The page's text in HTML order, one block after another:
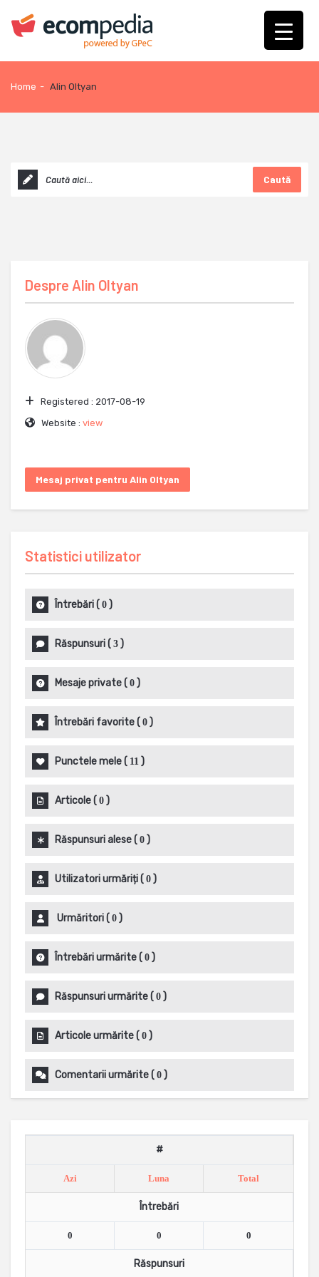
Home - Alin Oltyan
Caută
Despre Alin Oltyan
Registered : 2017-08-19
Website : view
Mesaj privat pentru Alin Oltyan
Statistici utilizator
Întrebări( 0 )
Răspunsuri( 3 )
Mesaje private( 0 )
Întrebări favorite( 0 )
Punctele mele( 11 )
Articole( 0 )
Răspunsuri alese( 0 )
Utilizatori urmăriți( 0 )
Urmăritori( 0 )
Întrebări urmărite( 0 )
Răspunsuri urmărite( 0 )
Articole urmărite( 0 )
Comentarii urmărite( 0 )
#
Azi Luna Total
Întrebări
0 0 0
Răspunsuri